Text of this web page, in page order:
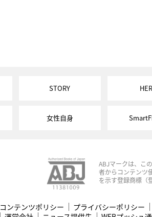
STORY
女性自身
ABJマークは、こ
者からコンテンツ
を示す登録商標（
コンテンツポリシー プライバシーポリシー